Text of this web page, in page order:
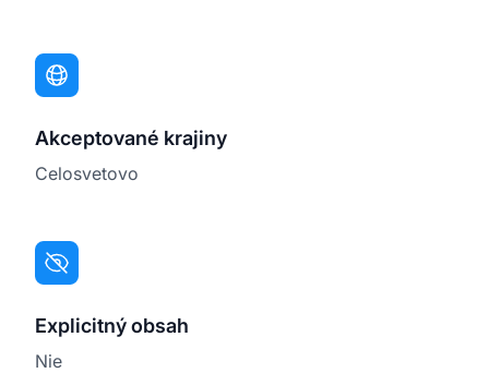
Akceptované krajiny
Celosvetovo
Explicitný obsah
Nie